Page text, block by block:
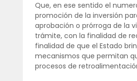
Que, en ese sentido el
promoción de la inversión
aprobación o prórroga de la
trámite, con la finalidad de
finalidad de que el Estado
mecanismos que permitan
procesos de